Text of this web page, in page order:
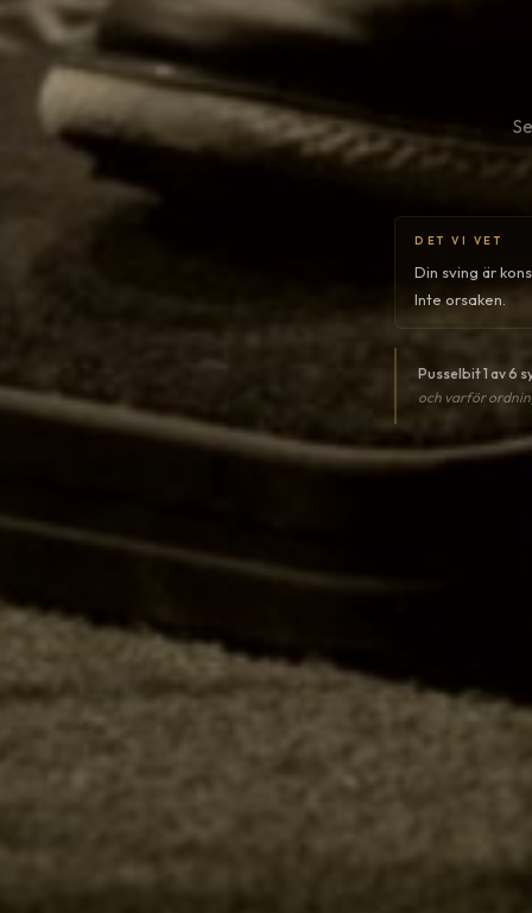
DET VI VET
Din sving är
Inte orsaken.
Pusselbit 1 av 6
och varför